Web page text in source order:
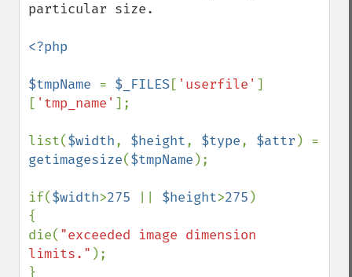
particular size.
<?php
$tmpName = $_FILES[ 'userfile' ]
[ 'tmp_name' ];
list($width, $height, $type, $attr
getimagesize($tmpName );
if($width>275 $height>275 )
{
die( "exceeded image dimension
limits." );
}